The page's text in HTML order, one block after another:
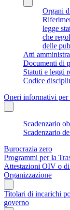
Organi
legge
che
delle
Atti
Documenti di
Statuti e leggi
Codice
Oneri informativi per
Scadenzario
Scadenzario
Burocrazia zero
Programmi per la
Attestazioni OIV o di
Organizzazione
Titolari di incarichi
governo